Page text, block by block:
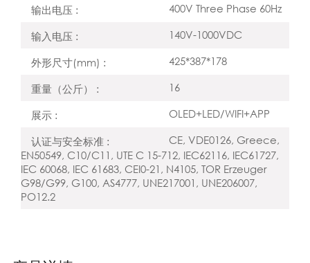
输出电压 :
400V Three Phase 60Hz
输入电压 :
140V-1000VDC
外形尺寸(mm) :
425*387*178
重量（公斤） :
16
展示 :
OLED+LED/WIFI+APP
认证与安全标准 :
CE, VDE0126, Greece,
EN50549, C10/C11, UTE C 15-712, IEC62116, IEC61727,
IEC 60068, IEC 61683, CEI0-21, N4105, TOR Erzeuger
G98/G99, G100, AS4777, UNE217001, UNE206007,
PO12.2